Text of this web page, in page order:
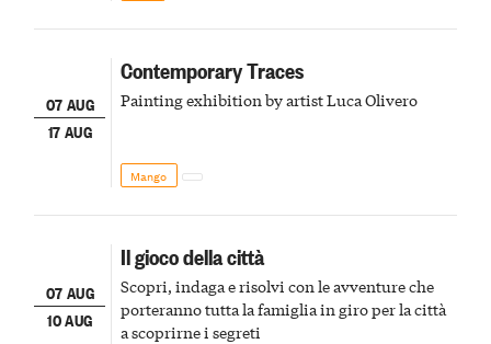
07 AUG
17 AUG
Contemporary Traces
Painting exhibition by artist Luca Olivero
Mango
07 AUG
10 AUG
Il gioco della città
Scopri, indaga e risolvi con le avventure che
porteranno tutta la famiglia in giro per la città
a scoprirne i segreti